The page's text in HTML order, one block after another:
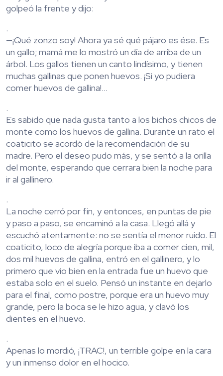
golpeó la frente y dijo:
.
—¡Qué zonzo soy! Ahora ya sé qué pájaro es ése. Es
un gallo; mamá me lo mostró un día de arriba de un
árbol. Los gallos tienen un canto lindísimo, y tienen
muchas gallinas que ponen huevos. ¡Si yo pudiera
comer huevos de gallina!…
.
Es sabido que nada gusta tanto a los bichos chicos de
monte como los huevos de gallina. Durante un rato el
coaticito se acordó de la recomendación de su
madre. Pero el deseo pudo más, y se sentó a la orilla
del monte, esperando que cerrara bien la noche para
ir al gallinero.
.
La noche cerró por fin, y entonces, en puntas de pie
y paso a paso, se encaminó a la casa. Llegó allá y
escuchó atentamente: no se sentía el menor ruido. El
coaticito, loco de alegría porque iba a comer cien, mil,
dos mil huevos de gallina, entró en el gallinero, y lo
primero que vio bien en la entrada fue un huevo que
estaba solo en el suelo. Pensó un instante en dejarlo
para el final, como postre, porque era un huevo muy
grande, pero la boca se le hizo agua, y clavó los
dientes en el huevo.
.
Apenas lo mordió, ¡TRAC!, un terrible golpe en la cara
y un inmenso dolor en el hocico.